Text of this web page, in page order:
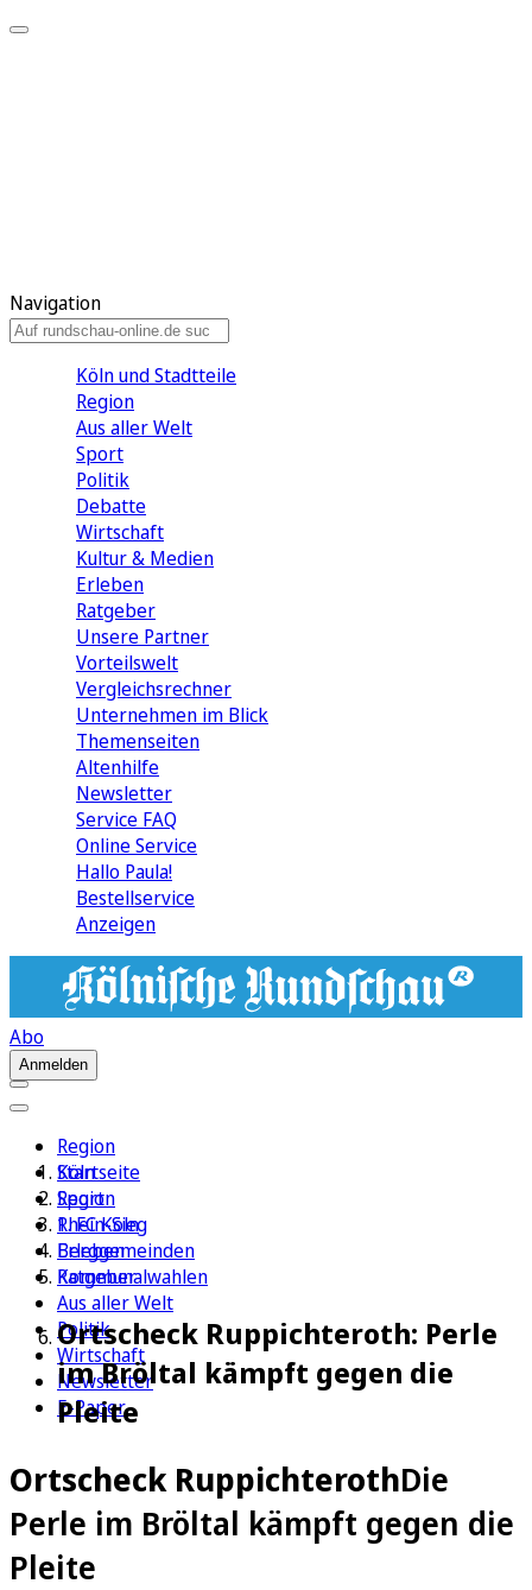
Navigation
Köln und Stadtteile
Region
Aus aller Welt
Sport
Politik
Debatte
Wirtschaft
Kultur & Medien
Erleben
Ratgeber
Unsere Partner
Vorteilswelt
Vergleichsrechner
Unternehmen im Blick
Themenseiten
Altenhilfe
Newsletter
Service FAQ
Online Service
Hallo Paula!
Bestellservice
Anzeigen
Abo
Anmelden
Region
Köln
Sport
1. FC Köln
Erleben
Ratgeber
Aus aller Welt
Politik
Wirtschaft
Newsletter
E-Paper
Startseite
Region
Rhein-Sieg
Berggemeinden
Kommunalwahlen
Ortscheck Ruppichteroth: Perle
im Bröltal kämpft gegen die
Pleite
Ortscheck RuppichterothDie
Perle im Bröltal kämpft gegen die
Pleite